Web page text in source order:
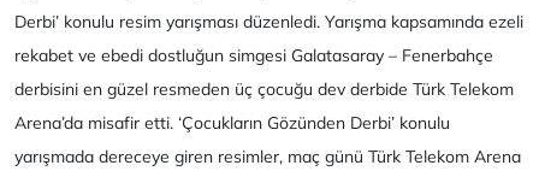
Derbi’ konulu resim yarışması düzenledi. Yarışma kapsamında ezeli
rekabet ve ebedi dostluğun simgesi Galatasaray – Fenerbahçe
derbisini en güzel resmeden üç çocuğu dev derbide Türk Telekom
Arena’da misafir etti. ‘Çocukların Gözünden Derbi’ konulu
yarışmada dereceye giren resimler, maç günü Türk Telekom Arena